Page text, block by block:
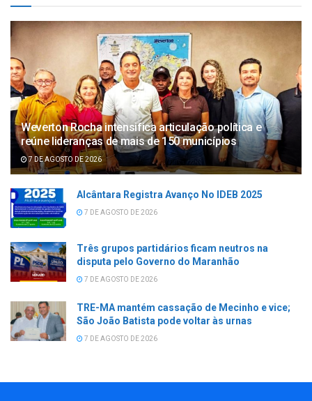
Weverton Rocha intensifica articulação política e
reúne lideranças de mais de 150 municípios
7 DE AGOSTO DE 2026
Alcântara Registra Avanço No IDEB 2025
7 DE AGOSTO DE 2026
Três grupos partidários ficam neutros na
disputa pelo Governo do Maranhão
7 DE AGOSTO DE 2026
TRE-MA mantém cassação de Mecinho e vice;
São João Batista pode voltar às urnas
7 DE AGOSTO DE 2026